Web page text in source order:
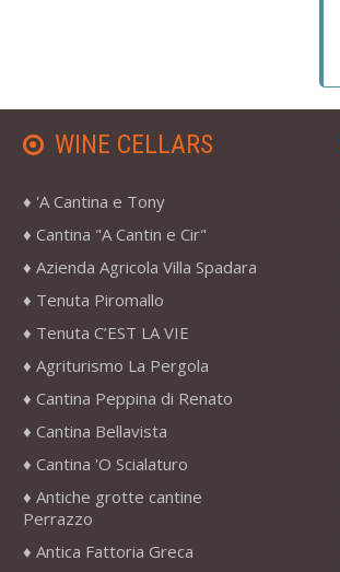
WINE CELLARS
'A Cantina e Tony
Cantina "A Cantin e Cir"
Azienda Agricola Villa Spadara
Tenuta Piromallo
Tenuta C’EST LA VIE
Agriturismo La Pergola
Cantina Peppina di Renato
Cantina Bellavista
Cantina 'O Scialaturo
Antiche grotte cantine
Perrazzo
Antica Fattoria Greca